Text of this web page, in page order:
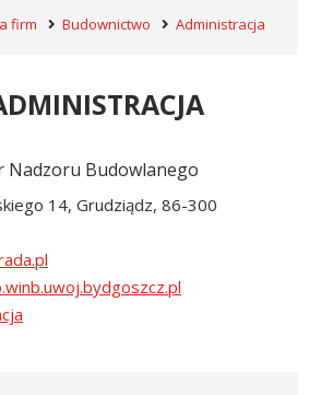
firm Budownictwo Administracja
Nadzoru Budowlanego
14, Grudziądz, 86-300